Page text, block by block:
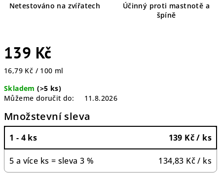
Netestováno na zvířatech
Účinný proti mastnotě a
špíně
139 Kč
Měrná
16,79 Kč / 100 ml
Skladem(>5 ks)
Můžeme doručit do:
11.8.2026
Množstevní sleva
1 - 4 ks 139 Kč/ ks
5 a více ks = sleva 3 % 134,83 Kč/ ks